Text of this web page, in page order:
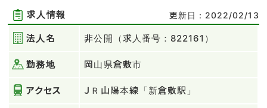
求人情報
更新日：2022/02/13
法人名 非公開（求人番号：822161）
勤務地 岡山県倉敷市
アクセス ＪＲ山陽本線「新倉敷駅」